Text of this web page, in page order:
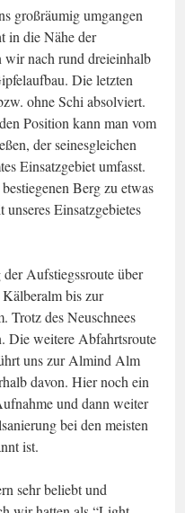
großräumig umgangen
in die Nähe der
wir nach rund dreieinhalb
Die letzten
ohne Schi absolviert.
Position kann man vom
der seinesgleichen
Einsatzgebiet umfasst.
Berg zu etwas
Einsatzgebietes
Aufstiegssroute über
bis zur
Trotz des Neuschnees
Die weitere Abfahrtsroute
uns zur Almind Alm
davon. Hier noch ein
und dann weiter
bei den meisten
ist.
sehr beliebt und